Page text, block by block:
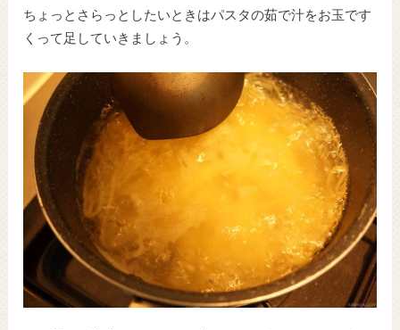
ちょっとさらっとしたいときはパスタの茹で汁をお玉です
くって足していきましょう。